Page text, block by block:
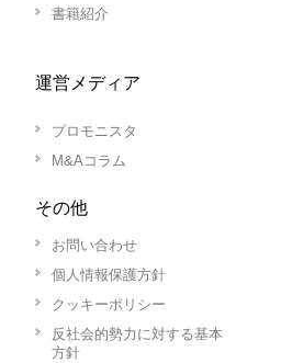
書籍紹介
運営メディア
プロモニスタ
M&Aコラム
その他
お問い合わせ
個人情報保護方針
クッキーポリシー
反社会的勢力に対する基本
方針